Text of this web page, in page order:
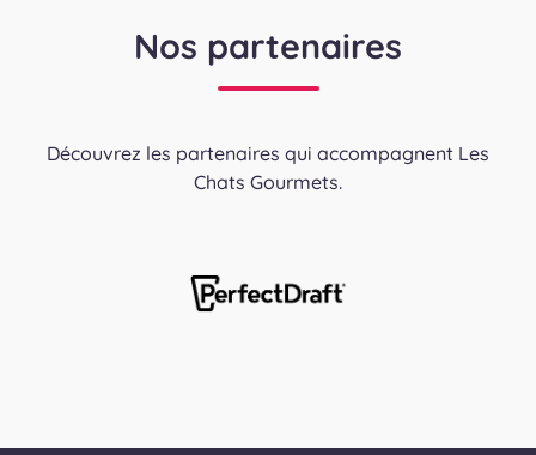
Nos partenaires
Découvrez les partenaires qui accompagnent Les
Chats Gourmets.